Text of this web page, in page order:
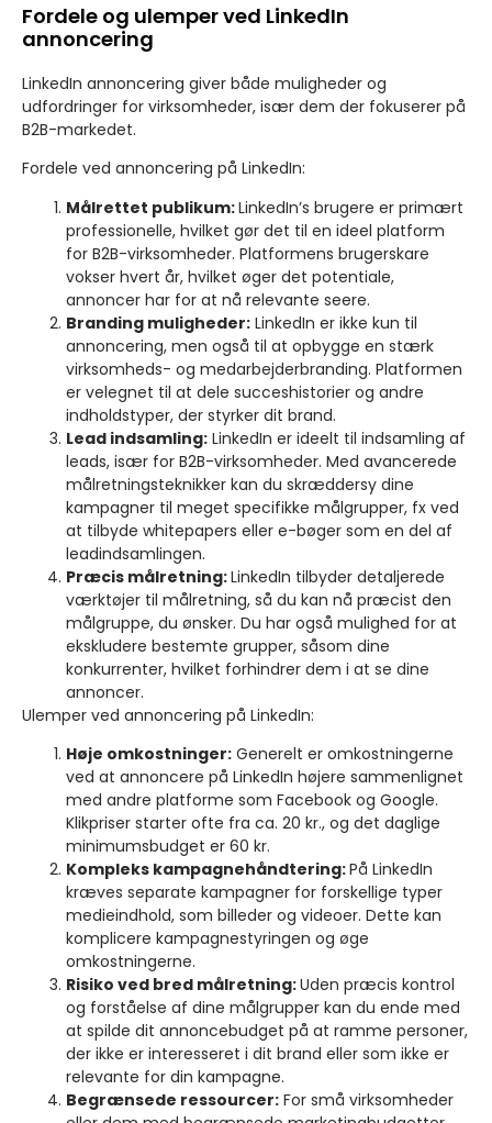
Fordele og ulemper ved LinkedIn
annoncering
LinkedIn annoncering giver både muligheder og
udfordringer for virksomheder, især dem der fokuserer på
B2B-markedet.
Fordele ved annoncering på LinkedIn:
Målrettet publikum:LinkedIn’s brugere er primært
professionelle, hvilket gør det til en ideel platform
for B2B-virksomheder. Platformens brugerskare
vokser hvert år, hvilket øger det potentiale,
annoncer har for at nå relevante seere.
Branding muligheder: LinkedIn er ikke kun til
annoncering, men også til at opbygge en stærk
virksomheds- og medarbejderbranding. Platformen
er velegnet til at dele succeshistorier og andre
indholdstyper, der styrker dit brand.
Lead indsamling: LinkedIn er ideelt til indsamling af
leads, især for B2B-virksomheder. Med avancerede
målretningsteknikker kan du skræddersy dine
kampagner til meget specifikke målgrupper, fx ved
at tilbyde whitepapers eller e-bøger som en del af
leadindsamlingen.
Præcis målretning:LinkedIn tilbyder detaljerede
værktøjer til målretning, så du kan nå præcist den
målgruppe, du ønsker. Du har også mulighed for at
ekskludere bestemte grupper, såsom dine
konkurrenter, hvilket forhindrer dem i at se dine
annoncer.
Ulemper ved annoncering på LinkedIn:
Høje omkostninger: Generelt er omkostningerne
ved at annoncere på LinkedIn højere sammenlignet
med andre platforme som Facebook og Google.
Klikpriser starter ofte fra ca. 20 kr., og det daglige
minimumsbudget er 60 kr.
Kompleks kampagnehåndtering:På LinkedIn
kræves separate kampagner for forskellige typer
medieindhold, som billeder og videoer. Dette kan
komplicere kampagnestyringen og øge
omkostningerne.
Risiko ved bred målretning:Uden præcis kontrol
og forståelse af dine målgrupper kan du ende med
at spilde dit annoncebudget på at ramme personer,
der ikke er interesseret i dit brand eller som ikke er
relevante for din kampagne.
Begrænsede ressourcer: For små virksomheder